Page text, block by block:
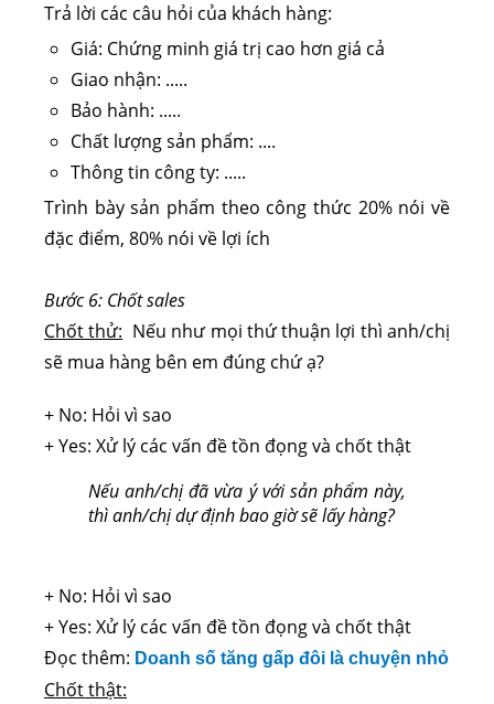
Trả lời các câu hỏi của khách hàng:
Giá: Chứng minh giá trị cao hơn giá cả
Giao nhận: .....
Bảo hành: .....
Chất lượng sản phẩm: ....
Thông tin công ty: .....
Trình bày sản phẩm theo công thức 20% nói về
đặc điểm, 80% nói về lợi ích
Bước 6: Chốt sales
Chốt thử: Nếu như mọi thứ thuận lợi thì anh/chị
sẽ mua hàng bên em đúng chứ ạ?
+ No: Hỏi vì sao
+ Yes: Xử lý các vấn đề tồn đọng và chốt thật
Nếu anh/chị đã vừa ý với sản phẩm này,
thì anh/chị dự định bao giờ sẽ lấy hàng?
+ No: Hỏi vì sao
+ Yes: Xử lý các vấn đề tồn đọng và chốt thật
Đọc thêm: Doanh số tăng gấp đôi là chuyện nhỏ
Chốt thật: